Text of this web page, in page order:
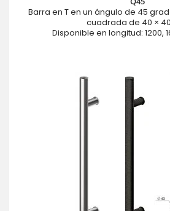
Barra en T en un ángulo de 45
cuadrada de 40 ×
Disponible en longitud: 1200,